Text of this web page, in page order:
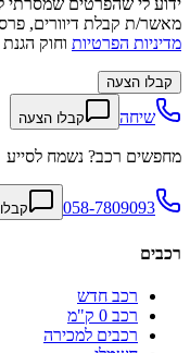
ידוע לי שהפרטים שמסרתי
מאשר/ת קבלת דיוורים,
מדיניות הפרטיות וחוק
קבלו הצעה
שיחה קבלו הצעה
מחפשים רכב? נשמח לסייע
058-7809093
רכבים
רכב חדש
רכב 0 ק"מ
רכבים למכירה